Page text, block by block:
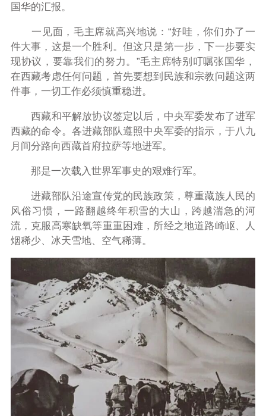
国华的汇报。
一见面，毛主席就高兴地说：“好哇，你们办了一
件大事，这是一个胜利。但这只是第一步，下一步要实
现协议，要靠我们的努力。”毛主席特别叮嘱张国华，
在西藏考虑任何问题，首先要想到民族和宗教问题这两
件事，一切工作必须慎重稳进。
西藏和平解放协议签定以后，中央军委发布了进军
西藏的命令。各进藏部队遵照中央军委的指示，于八九
月间分路向西藏首府拉萨等地进军。
那是一次载入世界军事史的艰难行军。
进藏部队沿途宣传党的民族政策，尊重藏族人民的
风俗习惯，一路翻越终年积雪的大山，跨越湍急的河
流，克服高寒缺氧等重重困难，所经之地道路崎岖、人
烟稀少、冰天雪地、空气稀薄。